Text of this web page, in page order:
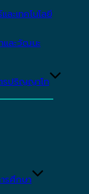
ะเทคโนโลยี
และวัฒนะ
รปริญญาโท
รศึกษา